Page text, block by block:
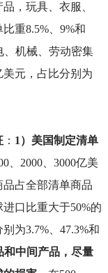
，玩具、衣服、
重8.5%、9%和
、机械、劳动密集
美元，占比分别为
： 1）美国制定清单
、2000、3000亿美
占全部清单商品
口比重大于50%的
为3.7%、47.3%和
和中间产品，尽量